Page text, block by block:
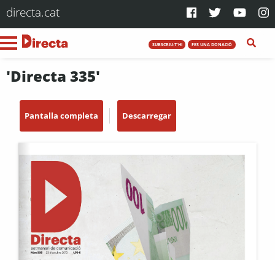
directa.cat
SUBSCRIU-T'HI FES UNA DONACIÓ
'Directa 335'
Pantalla completa Descarregar